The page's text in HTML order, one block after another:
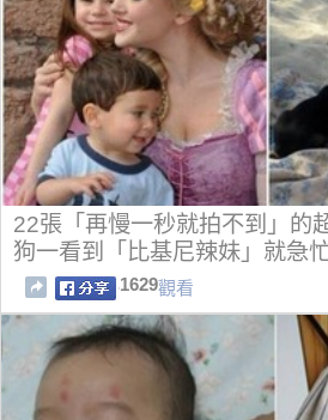
22張「再慢一秒就拍不到」的
狗一看到「比基尼辣妹」就急
1629觀看